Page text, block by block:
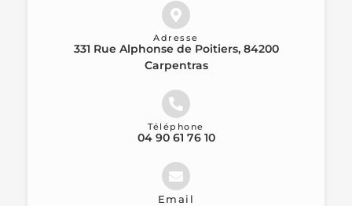
Adresse
331 Rue Alphonse de Poitiers, 84200
Carpentras
Téléphone
04 90 61 76 10
Email